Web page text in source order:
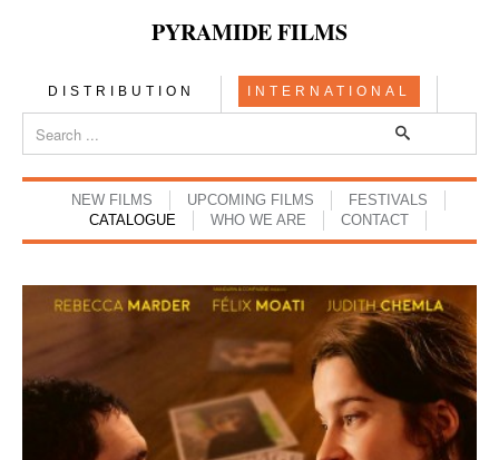
PYRAMIDE FILMS
DISTRIBUTION INTERNATIONAL
NEW FILMS UPCOMING FILMS
FESTIVALS
CATALOGUE
WHO WE ARE CONTACT